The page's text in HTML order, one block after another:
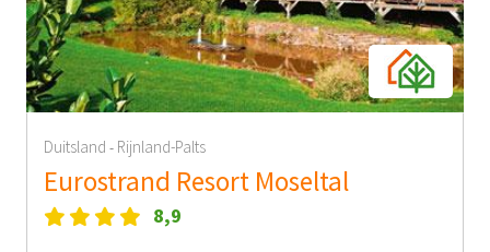
Duitsland - Rijnland-Palts
Eurostrand Resort Moseltal
8,9